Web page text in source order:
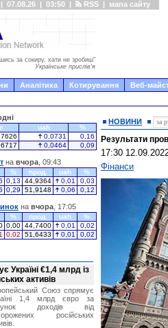
| 07.08.26 | 03:50 | RSS | мапа сайту
за сокиру, хати не зробиш"
Українське прислів'я
Аналітика Котирування Веб-
НОВИНИ
Результати
17:30
Фінанси
uah
%
0,0731
0,16
0,0464 0,09
на вчора , 09:43
% прод. uah
%
0,13 44,9364 0,01
0,03
0,29 51,9148 0,06 0,12
на вчора , 17:05
% прод. uah
%
0,00 44,7400 0,01
0,02
0,02 51,6433 0,01 0,02
Україні €1,4 млрд із
активів
Союз спрямує
1,4 млрд євро за
доходів від
російських